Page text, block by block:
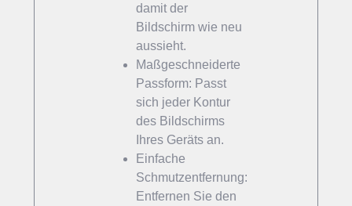
damit der
Bildschirm wie neu
aussieht.
Maßgeschneiderte
Passform: Passt
sich jeder Kontur
des Bildschirms
Ihres Geräts an.
Einfache
Schmutzentfernung:
Entfernen Sie den